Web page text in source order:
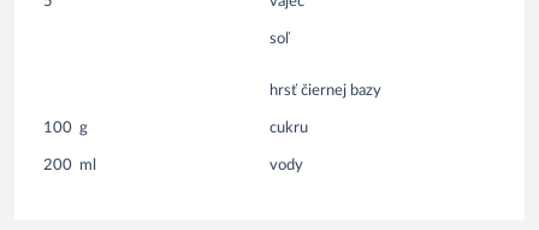
soľ
hrsť čiernej bazy
100 g cukru
200 ml vody